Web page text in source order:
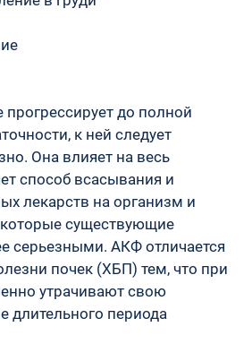
до полной
к ней следует
Она влияет на весь
способ всасывания и
лекарств на организм и
существующие
серьезными. АКФ отличается
почек (ХБП) тем, что при
утрачивают свою
длительного периода